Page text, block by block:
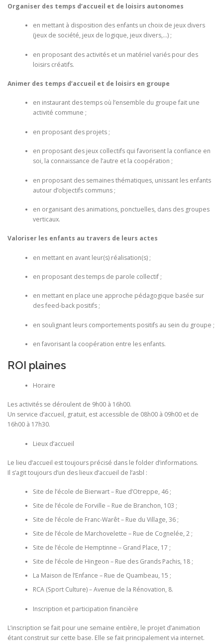
Organiser des temps d’accueil et de loisirs autonomes
en mettant à disposition des enfants un choix de jeux divers
(jeux de société, jeux de logique, jeux divers,…) ;
en proposant des activités et un matériel variés pour des
loisirs créatifs.
Animer des temps d’accueil et de loisirs en groupe
en instaurant des temps où l’ensemble du groupe fait une
activité commune ;
en proposant des projets ;
en proposant des jeux collectifs qui favorisent la confiance en
soi, la connaissance de l’autre et la coopération ;
en proposant des semaines thématiques, unissant les enfants
autour d’objectifs communs ;
en organisant des animations, ponctuelles, dans des groupes
verticaux.
Valoriser les enfants au travers de leurs actes
en mettant en avant leur(s) réalisation(s) ;
en proposant des temps de parole collectif ;
en mettant en place une approche pédagogique basée sur
des feed-back positifs ;
en soulignant leurs comportements positifs au sein du groupe ;
en favorisant la coopération entre les enfants.
ROI plaines
Horaire
Les activités se déroulent de 9h00 à 16h00.
Un service d’accueil, gratuit, est accessible de 08h00 à 09h00 et de
16h00 à 17h30.
Lieux d’accueil
Le lieu d’accueil est toujours précisé dans le folder d’informations.
Il s’agit toujours d’un des lieux d’accueil de l’asbl :
Site de l’école de Bierwart – Rue d’Otreppe, 46 ;
Site de l’école de Forville – Rue de Branchon, 103 ;
Site de l’école de Franc-Warêt – Rue du Village, 36 ;
Site de l’école de Marchovelette – Rue de Cognelée, 2 ;
Site de l’école de Hemptinne – Grand Place, 17 ;
Site de l’école de Hingeon – Rue des Grands Pachis, 18 ;
La Maison de l’Enfance – Rue de Quambeau, 15 ;
RCA (Sport Culture) – Avenue de la Rénovation, 8.
Inscription et participation financière
L’inscription se fait pour une semaine entière, le projet d’animation
étant construit sur cette base. Elle se fait principalement via internet.